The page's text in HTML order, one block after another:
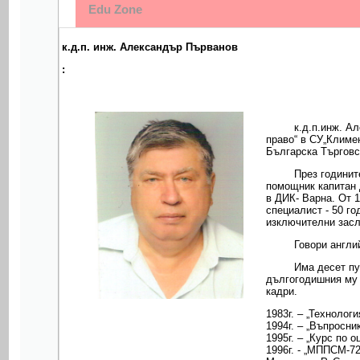
Edu Zone
к.д.п. инж. Александър Първанов
:
к.д.п.инж.
право“ в
Българска
През
помощник капитан
в ДИК- Варна. От
специалист - 50
изключителни
Говори
Има десет
дългогодишния му
кадри.
1983г. –
1994г. –
1995г. – „Курс по
1996г. - „МППСМ-